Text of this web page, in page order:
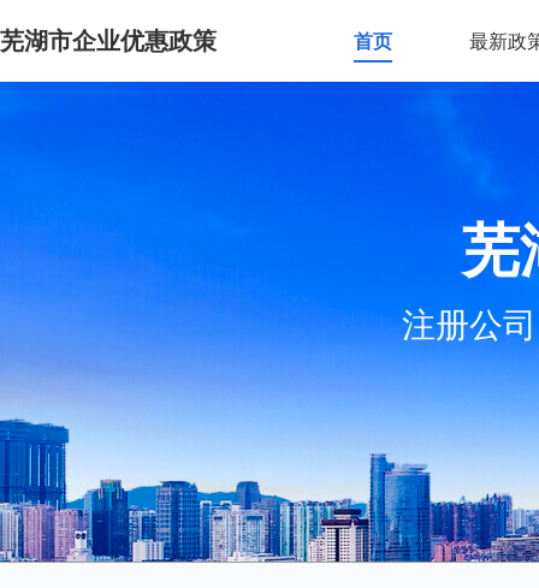
芜湖市企业优惠政策 首页 最新政
芜
注册公